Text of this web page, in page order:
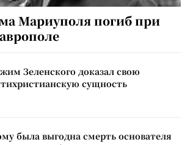
Мариуполя погиб при
Зеленского доказал свою
сущность
была выгодна смерть основателя